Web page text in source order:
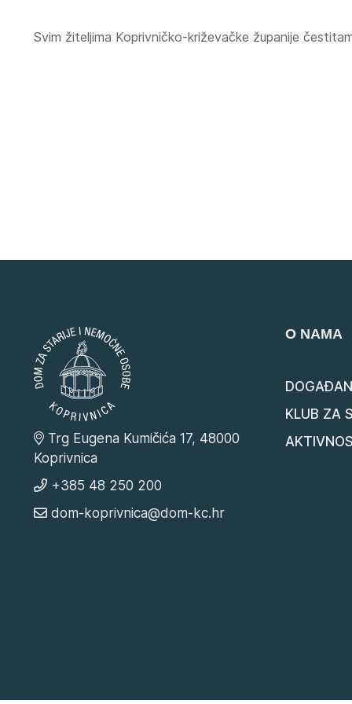
Svim žiteljima Koprivničko-križevačke županije
Trg Eugena Kumičića 17, 48000
Koprivnica
+385 48 250 200
dom-koprivnica@dom-kc.hr
O NAMA
KLUB ZA